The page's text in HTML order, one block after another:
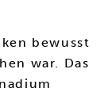
bewusst
war. Das